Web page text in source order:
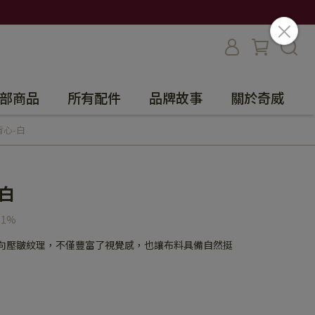
商品 所有配件 品牌故事 關於奇威
心-白
壓皺紋理，不僅豐富了視覺感，也讓布料具備自然挺